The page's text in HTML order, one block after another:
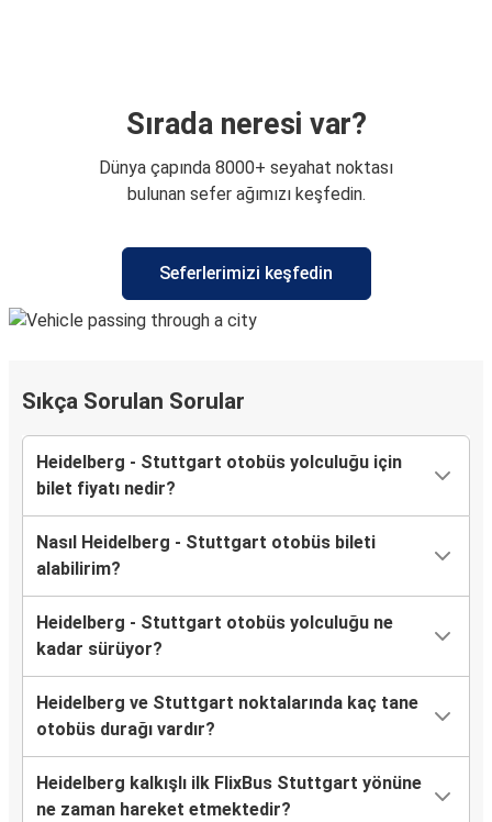
Sırada neresi var?
Dünya çapında 8000+ seyahat noktası
bulunan sefer ağımızı keşfedin.
Seferlerimizi keşfedin
Sıkça Sorulan Sorular
Heidelberg - Stuttgart otobüs yolculuğu için
bilet fiyatı nedir?
Nasıl Heidelberg - Stuttgart otobüs bileti
alabilirim?
Heidelberg - Stuttgart otobüs yolculuğu ne
kadar sürüyor?
Heidelberg ve Stuttgart noktalarında kaç tane
otobüs durağı vardır?
Heidelberg kalkışlı ilk FlixBus Stuttgart yönüne
ne zaman hareket etmektedir?